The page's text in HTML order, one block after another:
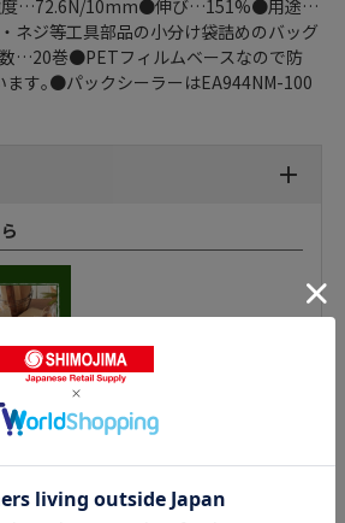
度…72.6N/10mm●伸び…151%●用途…
ネジ等工具部品の小分け袋詰めのバッグ
…20巻●PETフィルムベースなので防
ます｡●パックシーラーはEA944NM-100